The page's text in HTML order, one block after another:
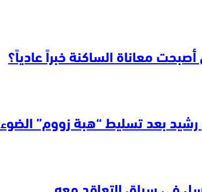
معاناة الساكنة خبراً عادياً؟